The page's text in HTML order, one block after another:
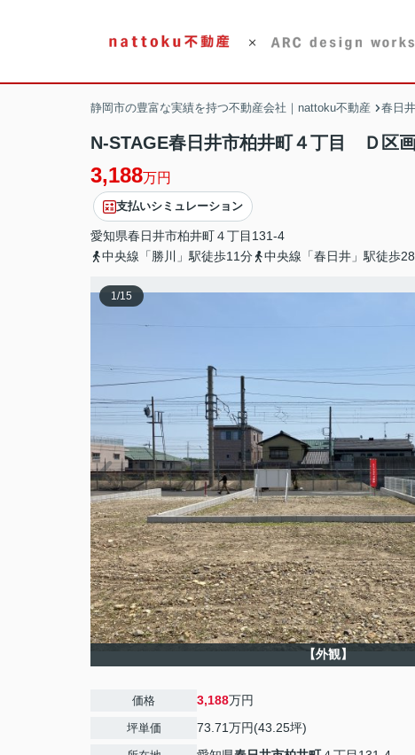
静岡市の豊富な実績を持つ不動産会社｜nattoku不動産 春日
N-STAGE春日井市柏井町４丁目 Ｄ区
3,188万円
支払いシミュレーション
愛知県春日井市柏井町４丁目131-4
中央線「勝川」駅徒歩11分
中央線「春日井」駅徒歩
1/15
【外観】
価格 3,188万円
坪単価 73.71万円(43.25坪)